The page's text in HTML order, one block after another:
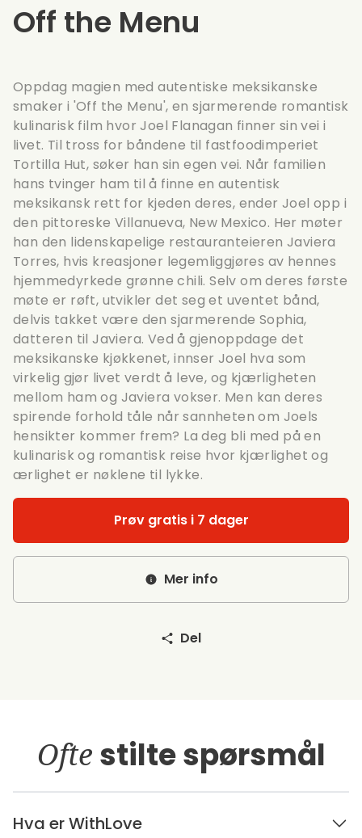
Off the Menu
Oppdag magien med autentiske meksikanske
smaker i 'Off the Menu', en sjarmerende romantisk
kulinarisk film hvor Joel Flanagan finner sin vei i
livet. Til tross for båndene til fastfoodimperiet
Tortilla Hut, søker han sin egen vei. Når familien
hans tvinger ham til å finne en autentisk
meksikansk rett for kjeden deres, ender Joel opp i
den pittoreske Villanueva, New Mexico. Her møter
han den lidenskapelige restauranteieren Javiera
Torres, hvis kreasjoner legemliggjøres av hennes
hjemmedyrkede grønne chili. Selv om deres første
møte er røft, utvikler det seg et uventet bånd,
delvis takket være den sjarmerende Sophia,
datteren til Javiera. Ved å gjenoppdage det
meksikanske kjøkkenet, innser Joel hva som
virkelig gjør livet verdt å leve, og kjærligheten
mellom ham og Javiera vokser. Men kan deres
spirende forhold tåle når sannheten om Joels
hensikter kommer frem? La deg bli med på en
kulinarisk og romantisk reise hvor kjærlighet og
ærlighet er nøklene til lykke.
Prøv gratis i 7 dager
Mer info
Del
Ofte stilte spørsmål
Hva er WithLove